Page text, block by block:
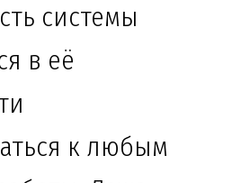
системы
в её
к любым